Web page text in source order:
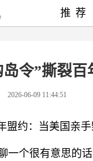
岛令”撕裂
2026-06-09 11:44:51
盟约：当美国亲
一个很有意思的
推荐